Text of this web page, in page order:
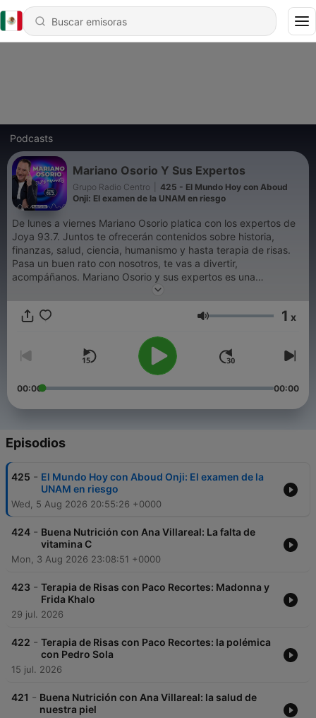
Podcasts
Mariano Osorio Y Sus Expertos
Grupo Radio Centro
425 - El Mundo Hoy con Aboud
Onji: El examen de la UNAM en riesgo
De lunes a viernes Mariano Osorio platica con los expertos de
Joya 93.7. Juntos te ofrecerán contenidos sobre historia,
finanzas, salud, ciencia, humanismo y hasta terapia de risas.
Pasa un buen rato con nosotros, te vas a divertir,
acompáñanos. Mariano Osorio y sus expertos es una
producción original de Joya 93.7 y Audio Centro de Grupo
Volumen 1 x
00:00 00:00
Episodios
425 - El Mundo Hoy con Aboud Onji: El examen de la
UNAM en riesgo
Wed, 5 Aug 2026 20:55:26 +0000
424 - Buena Nutrición con Ana Villareal: La falta de
vitamina C
Mon, 3 Aug 2026 23:08:51 +0000
423 - Terapia de Risas con Paco Recortes: Madonna y
Frida Khalo
29 jul. 2026
422 - Terapia de Risas con Paco Recortes: la polémica
con Pedro Sola
15 jul. 2026
421 - Buena Nutrición con Ana Villareal: la salud de
nuestra piel